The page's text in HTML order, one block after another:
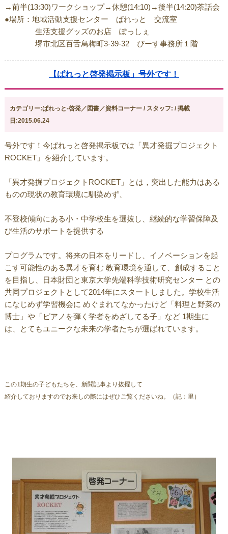
→前半(13:30)ワークショップ→休憩(14:10)→後半(14:20)茶話会
●場所：地域活動支援センター ぱれっと 交流室
生活支援グッズのお店 ぽっしぇ
堺市北区百舌鳥梅町3-39-32 ぴーす事務所１階
【ぱれっと啓発掲示板」号外です！
カテゴリー:ぱれっと-啓発／図書／資料コーナー / スタッフ: / 掲載
日:2015.06.24
号外です！今ぱれっと啓発掲示板では「異才発掘プロジェクト
ROCKET」を紹介しています。
「異才発掘プロジェクトROCKET」とは，突出した能力はある
ものの現状の教育環境に馴染めず、
不登校傾向にある小・中学校生を選抜し、継続的な学習保障及
び生活のサポートを提供する
プログラムです。将来の日本をリードし、イノベーションを起
こす可能性のある異才を育む 教育環境を通して、創成すること
を目指し、日本財団と東京大学先端科学技術研究センター との
共同プロジェクトとして2014年にスタートしました。学校生活
になじめず学習機会に めぐまれてなかったけど「料理と野菜の
博士」や「ピアノを弾く学者をめざしてる子」など 1期生に
は、とてもユニークな未来の学者たちが選ばれています。
この1期生の子どもたちを、新聞記事より抜擢して
紹介しておりますのでお来しの際にはぜひご覧くださいね。（記：里）